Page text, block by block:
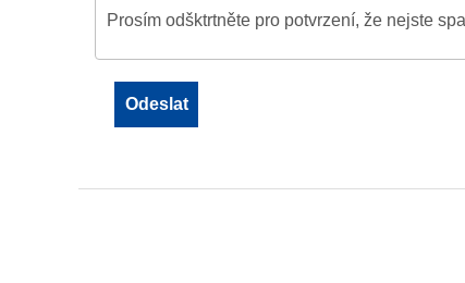
Prosím odšktrtněte pro potvrzení, že nejste